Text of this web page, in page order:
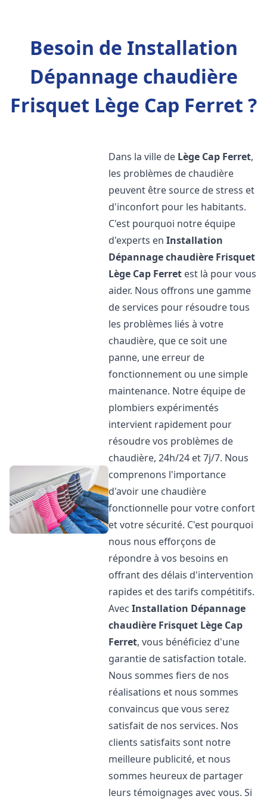
Besoin de Installation
Dépannage chaudière
Frisquet Lège Cap Ferret ?
Dans la ville de Lège Cap Ferret,
les problèmes de chaudière
peuvent être source de stress et
d'inconfort pour les habitants.
C'est pourquoi notre équipe
d'experts enInstallation
Dépannage chaudière Frisquet
Lège Cap Ferret est là pour vous
aider. Nous offrons une gamme
de services pour résoudre tous
les problèmes liés à votre
chaudière, que ce soit une
panne, une erreur de
fonctionnement ou une simple
maintenance. Notre équipe de
plombiers expérimentés
intervient rapidement pour
résoudre vos problèmes de
chaudière, 24h/24 et 7j/7. Nous
comprenons l'importance
d'avoir une chaudière
fonctionnelle pour votre confort
et votre sécurité. C'est pourquoi
nous nous efforçons de
répondre à vos besoins en
offrant des délais d'intervention
rapides et des tarifs compétitifs.
AvecInstallation Dépannage
chaudière Frisquet Lège Cap
Ferret, vous bénéficiez d'une
garantie de satisfaction totale.
Nous sommes fiers de nos
réalisations et nous sommes
convaincus que vous serez
satisfait de nos services. Nos
clients satisfaits sont notre
meilleure publicité, et nous
sommes heureux de partager
leurs témoignages avec vous. Si